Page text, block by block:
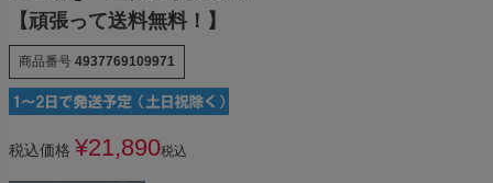
【頑張って送料無料！】
商品番号 4937769109971
税込価格 ¥21,890税込